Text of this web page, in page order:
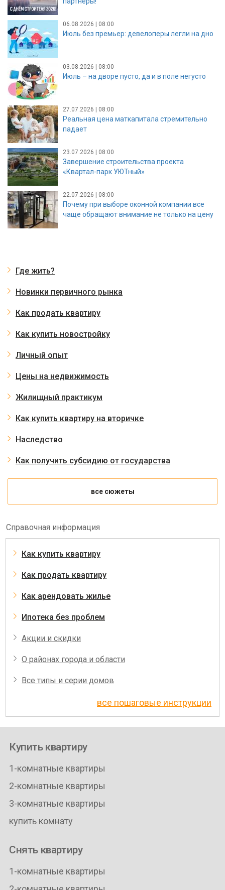
06.08.2026 | 08:00
Июль без премьер: девелоперы легли на дно
03.08.2026 | 08:00
Июль – на дворе пусто, да и в поле негусто
27.07.2026 | 08:00
Реальная цена маткапитала стремительно
падает
23.07.2026 | 08:00
Завершение строительства проекта
«Квартал-парк УЮТный»
22.07.2026 | 08:00
Почему при выборе оконной компании все
чаще обращают внимание не только на цену
Где жить?
Новинки первичного рынка
Как продать квартиру
Как купить новостройку
Личный опыт
Цены на недвижимость
Жилищный практикум
Как купить квартиру на вторичке
Наследство
Как получить субсидию от государства
все сюжеты
Справочная информация
Как купить квартиру
Как продать квартиру
Как арендовать жилье
Ипотека без проблем
Акции и скидки
О районах города и области
Все типы и серии домов
все пошаговые инструкции
Купить квартиру
1-комнатные квартиры
2-комнатные квартиры
3-комнатные квартиры
купить комнату
Снять квартиру
1-комнатные квартиры